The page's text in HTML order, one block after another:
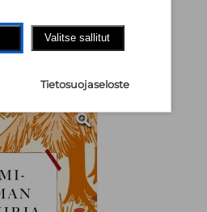
Valitse sallitut
Tietosuojaseloste